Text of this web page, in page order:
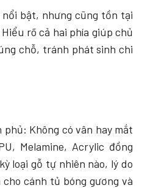
bật, nhưng cũng tồn tại
rõ cả hai phía giúp chủ
chỗ, tránh phát sinh chi
Không có vân hay mắt
Melamine, Acrylic đồng
loại gỗ tự nhiên nào, lý do
cánh tủ bóng gương và